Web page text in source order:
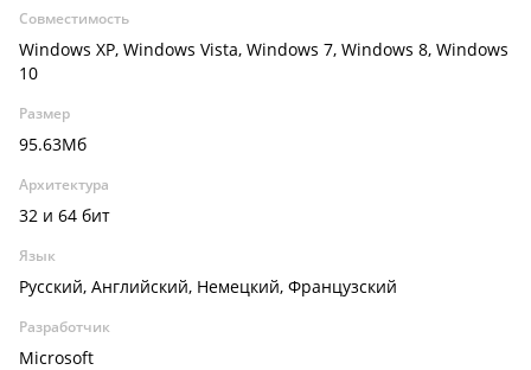
Совместимость
Windows XP, Windows Vista, Windows 7, Windows 8, Windows
10
Размер
95.63Мб
Архитектура
32 и 64 бит
Язык
Русский, Английский, Немецкий, Французский
Разработчик
Microsoft